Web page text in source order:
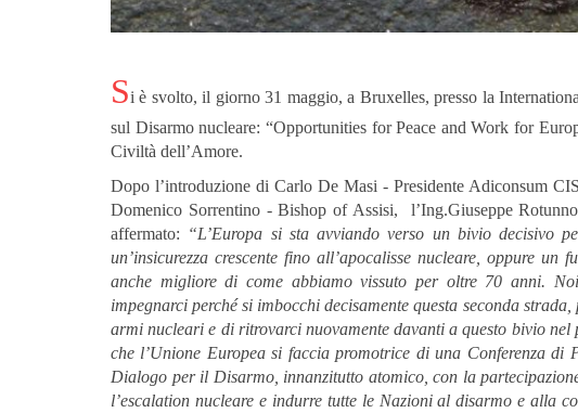
Si è svolto, il giorno 31 maggio, a Bruxelles, presso la
sul Disarmo nucleare: “Opportunities for Peace and Work for
Civiltà dell’Amore.
Dopo l’introduzione di Carlo De Masi - Presidente Adiconsum
Domenico Sorrentino - Bishop of Assisi,
l’Ing.Giuseppe
affermato: “L’Europa si sta avviando verso un bivio decisivo
un’insicurezza crescente fino all’apocalisse nucleare, oppure
anche migliore di come abbiamo vissuto per oltre 70 anni.
impegnarci perché si imbocchi decisamente questa seconda
armi nucleari e di ritrovarci nuovamente davanti a questo bivio nel
che l’Unione Europea si faccia promotrice di una Conferenza di
Dialogo per il Disarmo, innanzitutto atomico, con la
l’escalation nucleare e indurre tutte le Nazioni al disarmo e alla